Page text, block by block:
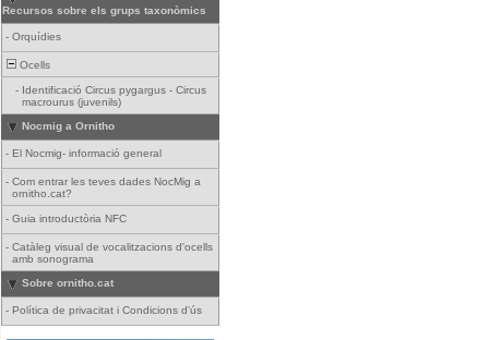
Recursos sobre els grups taxonòmics
- Orquídies
Ocells
- Identificació Circus pygargus - Circus
macrourus (juvenils)
Nocmig a Ornitho
- El Nocmig- informació general
- Com entrar les teves dades NocMig a
ornitho.cat?
- Guia introductòria NFC
- Catàleg visual de vocalitzacions d'ocells
amb sonograma
Sobre ornitho.cat
- Política de privacitat i Condicions d'ús